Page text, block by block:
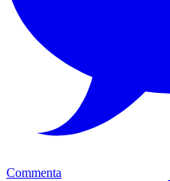
Commenta